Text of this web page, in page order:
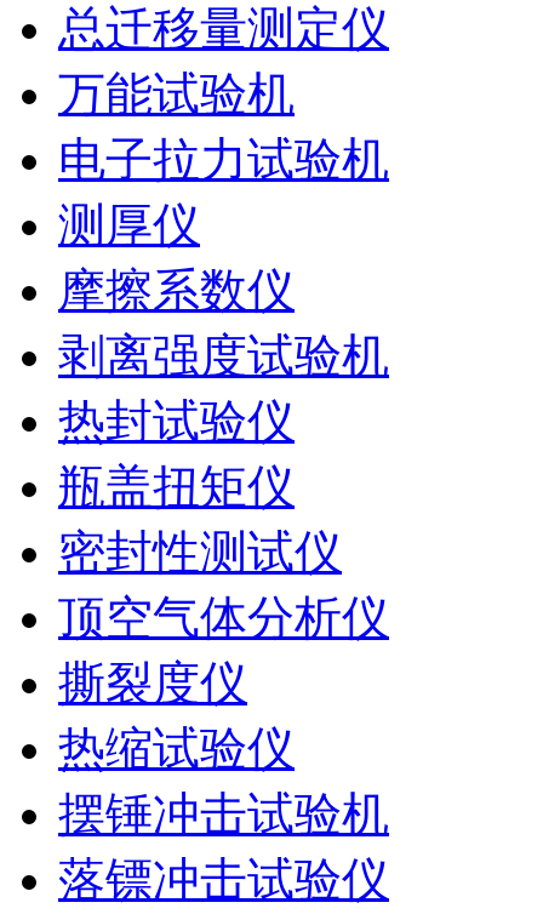
总迁移量测定仪
万能试验机
电子拉力试验机
测厚仪
摩擦系数仪
剥离强度试验机
热封试验仪
瓶盖扭矩仪
密封性测试仪
顶空气体分析仪
撕裂度仪
热缩试验仪
摆锤冲击试验机
落镖冲击试验仪